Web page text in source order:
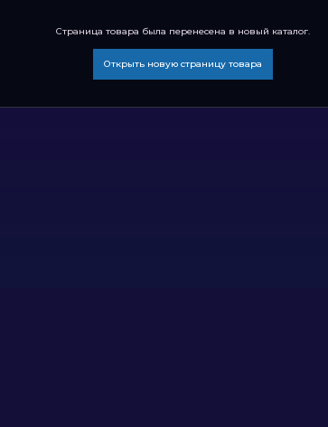
Страница товара была перенесена в новый каталог.
Открыть новую страницу товара